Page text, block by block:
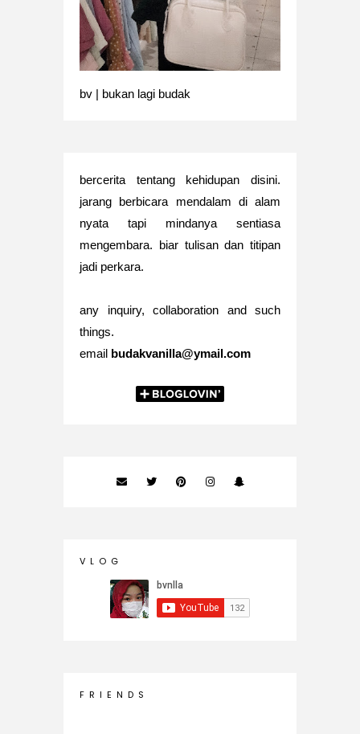
bv | bukan lagi budak
bercerita tentang kehidupan disini.
jarang berbicara mendalam di alam
nyata tapi mindanya sentiasa
mengembara. biar tulisan dan titipan
jadi perkara.
any inquiry, collaboration and such
things.
email budakvanilla@ymail.com
V L O G
F R I E N D S